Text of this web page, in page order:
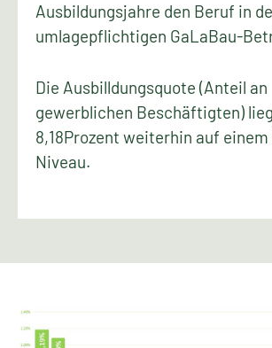
Ausbildungsjahre den Beruf in
umlagepflichtigen GaLaBau-
Die Ausbilldungsquote (Anteil an
gewerblichen Beschäftigten)
8,18Prozent weiterhin auf einem
Niveau.